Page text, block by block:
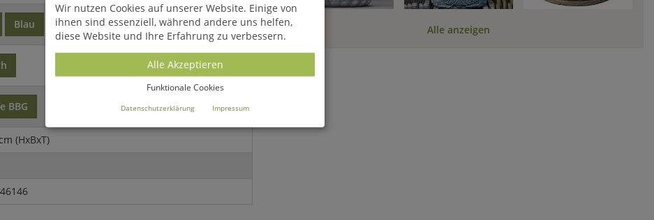
Blau
BBG
(HxBxT)
Alle anzeigen
Wir nutzen Cookies auf unserer Website. Einige von
ihnen sind essenziell, während andere uns helfen,
diese Website und Ihre Erfahrung zu verbessern.
Alle Akzeptieren
Funktionale Cookies
Datenschutzerklärung Impressum